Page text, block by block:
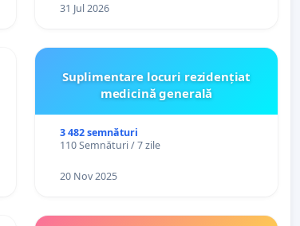
31 Jul 2026
Suplimentare locuri rezidențiat
medicină generală
3 482 semnături
110 Semnături / 7 zile
20 Nov 2025